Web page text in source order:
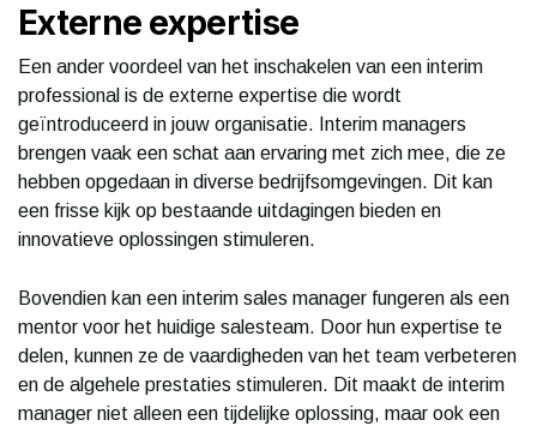
Externe expertise
Een ander voordeel van het inschakelen van een interim
professional is de externe expertise die wordt
geïntroduceerd in jouw organisatie. Interim managers
brengen vaak een schat aan ervaring met zich mee, die ze
hebben opgedaan in diverse bedrijfsomgevingen. Dit kan
een frisse kijk op bestaande uitdagingen bieden en
innovatieve oplossingen stimuleren.
Bovendien kan een interim sales manager fungeren als een
mentor voor het huidige salesteam. Door hun expertise te
delen, kunnen ze de vaardigheden van het team verbeteren
en de algehele prestaties stimuleren. Dit maakt de interim
manager niet alleen een tijdelijke oplossing, maar ook een